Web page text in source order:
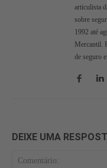
articulista
sobre
1992 até
Mercantil.
de seguro
DEIXE UMA